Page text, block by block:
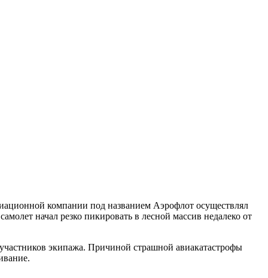
компании под названием Аэрофлот осуществлял
начал резко пикировать в лесной массив недалеко от
экипажа. Причиной страшной авиакатастрофы